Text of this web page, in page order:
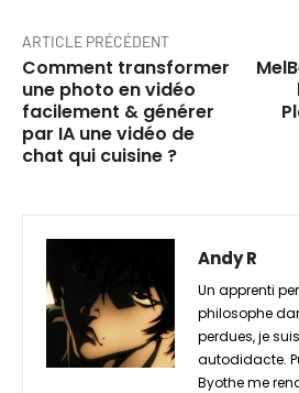
ARTICLE PRÉCÉDENT
Comment transformer
une photo en vidéo
facilement & générer
par IA une vidéo de
chat qui cuisine ?
Andy R
Un apprenti
philosophe
perdues, je
autodidacte.
Byothe me